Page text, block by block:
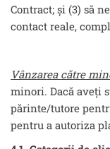
Contract; și (3) să
contact reale,
Vânzarea către
minori. Dacă aveți
părinte/tutore
pentru a autoriza